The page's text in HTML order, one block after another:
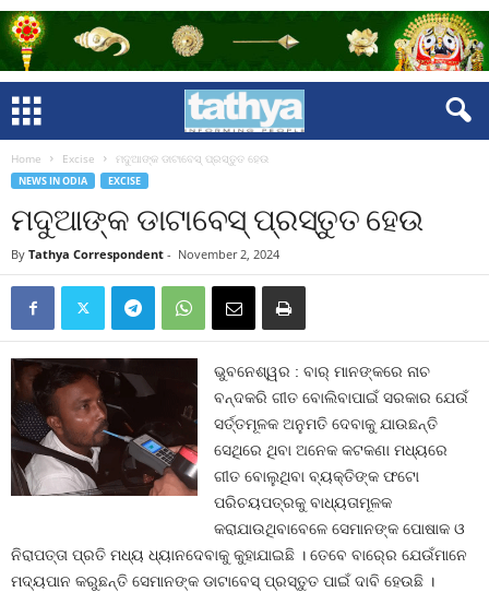
Home Excise ମଦୁଆଙ୍କ ଡାଟାବେସ୍‍ ପ୍ରସ୍ତୁତ ହେଉ
NEWS IN ODIA EXCISE
ମଦୁଆଙ୍କ ଡାଟାବେସ୍‍ ପ୍ରସ୍ତୁତ ହେଉ
By Tathya Correspondent - November 2, 2024
ଭୁବନେଶ୍ୱର : ବାର୍‍ ମାନଙ୍କରେ ନାଚ
ବନ୍ଦକରି ଗୀତ ବୋଲିବାପାଇଁ ସରକାର ଯେଉଁ
ସର୍ତ୍ତମୂଳକ ଅନୁମତି ଦେବାକୁ ଯାଉଛନ୍ତି
ସେଥିରେ ଥିବା ଅନେକ କଟକଣା ମଧ୍ୟରେ
ଗୀତ ବୋଲୁଥିବା ବ୍ୟକ୍ତିଙ୍କ ଫଟୋ
ପରିଚୟପତ୍ରକୁ ବାଧ୍ୟତାମୂଳକ
କରାଯାଉଥିବାବେଳେ ସେମାନଙ୍କ ପୋଷାକ ଓ
ନିରାପତ୍ତା ପ୍ରତି ମଧ୍ୟ ଧ୍ୟାନଦେବାକୁ କୁହାଯାଇଛି । ତେବେ ବାର୍‍ରେ ଯେଉଁମାନେ
ମଦ୍ୟପାନ କରୁଛନ୍ତି ସେମାନଙ୍କ ଡାଟାବେସ୍‍ ପ୍ରସ୍ତୁତ ପାଇଁ ଦାବି ହେଉଛି ।